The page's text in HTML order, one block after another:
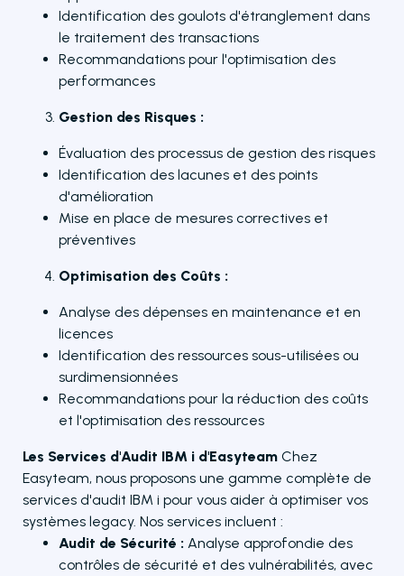
Identification des goulots d'étranglement dans
le traitement des transactions
Recommandations pour l'optimisation des
performances
Gestion des Risques :
Évaluation des processus de gestion des risques
Identification des lacunes et des points
d'amélioration
Mise en place de mesures correctives et
préventives
Optimisation des Coûts :
Analyse des dépenses en maintenance et en
licences
Identification des ressources sous-utilisées ou
surdimensionnées
Recommandations pour la réduction des coûts
et l'optimisation des ressources
Les Services d'Audit IBM i d'Easyteam Chez
Easyteam, nous proposons une gamme complète de
services d'audit IBM i pour vous aider à optimiser vos
systèmes legacy. Nos services incluent :
Audit de Sécurité : Analyse approfondie des
contrôles de sécurité et des vulnérabilités, avec